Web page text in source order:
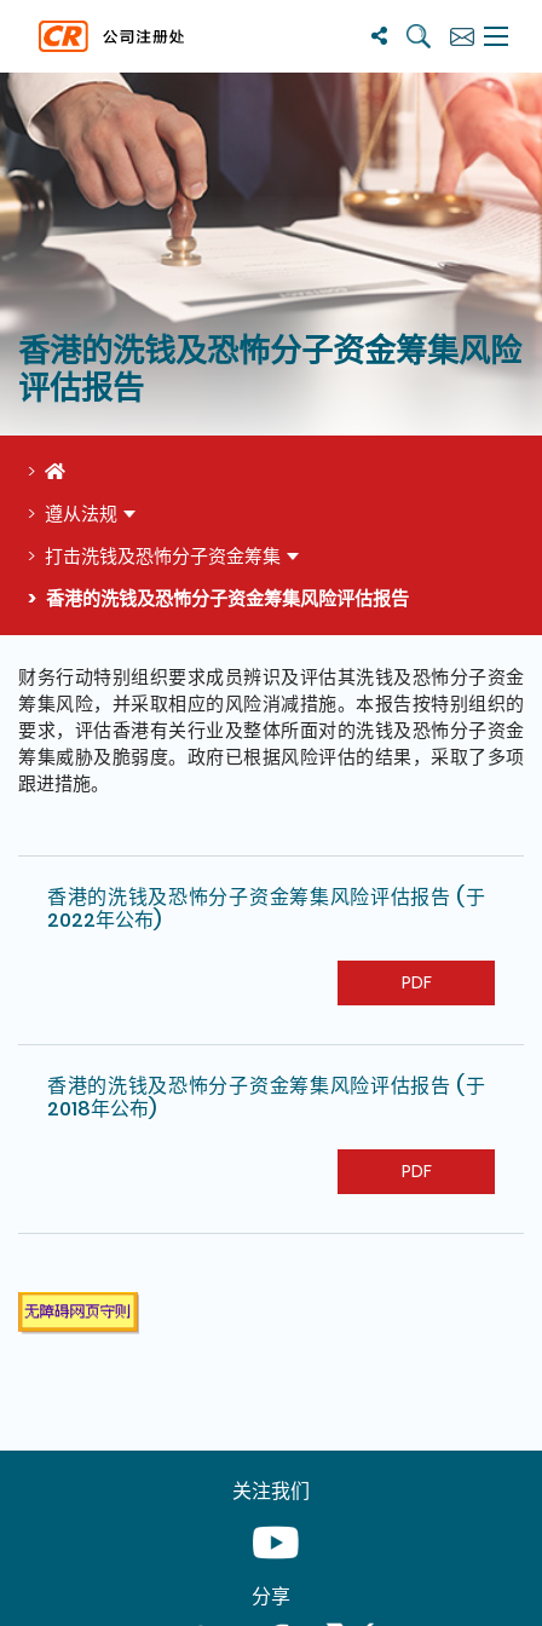
搜尋 訂閱主選
香港的洗钱及恐怖分子资金筹集风险
评估报告
首页
遵从法规
打击洗钱及恐怖分子资金筹集
香港的洗钱及恐怖分子资金筹集风险评估报告
这个页面的主要内容
财务行动特别组织要求成员辨识及评估其洗钱及恐怖分子资金
筹集风险，并采取相应的风险消减措施。本报告按特别组织的
要求，评估香港有关行业及整体所面对的洗钱及恐怖分子资金
筹集威胁及脆弱度。政府已根据风险评估的结果，采取了多项
跟进措施。
香港的洗钱及恐怖分子资金筹集风险评估报告 (于
2022年公布)
PDF
香港的洗钱及恐怖分子资金筹集风险评估报告 (于
2018年公布)
PDF
关注我们
Youtube [This link will pop up in
分享